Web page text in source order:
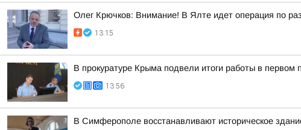
Олег Крючков: Внимание! В Ялте идет операция по
13:15
В прокуратуре Крыма подвели итоги работы в первом
13:56
В Симферополе восстанавливают историческое